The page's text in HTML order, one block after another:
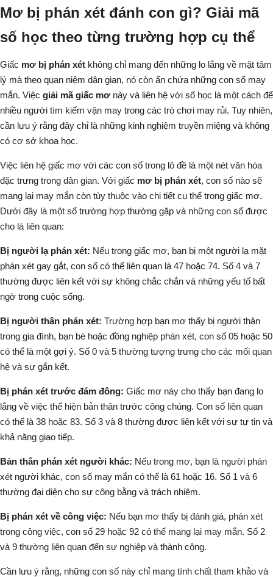
Mơ bị phán xét đánh con gì? Giải mã
số học theo từng trường hợp cụ thể
Giấc mơ bị phán xét không chỉ mang đến những lo lắng về mặt tâm
lý mà theo quan niệm dân gian, nó còn ẩn chứa những con số may
mắn. Việc giải mã giấc mơ này và liên hệ với số học là một cách để
nhiều người tìm kiếm vận may trong các trò chơi may rủi. Tuy nhiên,
cần lưu ý rằng đây chỉ là những kinh nghiệm truyền miệng và không
có cơ sở khoa học.
Việc liên hệ giấc mơ với các con số trong lô đề là một nét văn hóa
đặc trưng trong dân gian. Với giấc mơ bị phán xét, con số nào sẽ
mang lại may mắn còn tùy thuộc vào chi tiết cụ thể trong giấc mơ.
Dưới đây là một số trường hợp thường gặp và những con số được
cho là liên quan:
Bị người lạ phán xét: Nếu trong giấc mơ, bạn bị một người lạ mặt
phán xét gay gắt, con số có thể liên quan là 47 hoặc 74. Số 4 và 7
thường được liên kết với sự không chắc chắn và những yếu tố bất
ngờ trong cuộc sống.
Bị người thân phán xét: Trường hợp bạn mơ thấy bị người thân
trong gia đình, bạn bè hoặc đồng nghiệp phán xét, con số 05 hoặc 50
có thể là một gợi ý. Số 0 và 5 thường tượng trưng cho các mối quan
hệ và sự gắn kết.
Bị phán xét trước đám đông: Giấc mơ này cho thấy bạn đang lo
lắng về việc thể hiện bản thân trước công chúng. Con số liên quan
có thể là 38 hoặc 83. Số 3 và 8 thường được liên kết với sự tự tin và
khả năng giao tiếp.
Bản thân phán xét người khác: Nếu trong mơ, bạn là người phán
xét người khác, con số may mắn có thể là 61 hoặc 16. Số 1 và 6
thường đại diện cho sự công bằng và trách nhiệm.
Bị phán xét về công việc: Nếu bạn mơ thấy bị đánh giá, phán xét
trong công việc, con số 29 hoặc 92 có thể mang lại may mắn. Số 2
và 9 thường liên quan đến sự nghiệp và thành công.
Cần lưu ý rằng, những con số này chỉ mang tính chất tham khảo và